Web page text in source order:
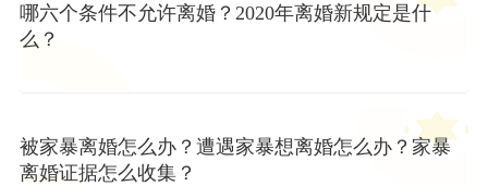
哪六个条件不允许离婚？2020年离婚新规定是什
么？
被家暴离婚怎么办？遭遇家暴想离婚怎么办？家暴
离婚证据怎么收集？